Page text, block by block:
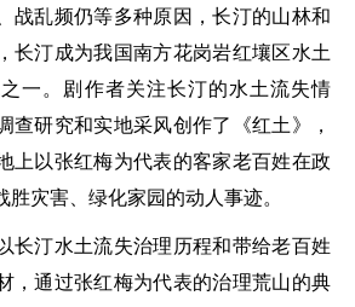
战乱频仍等多种原因，长汀的山林和
长汀成为我国南方花岗岩红壤区水土
一。剧作者关注长汀的水土流失情
查研究和实地采风创作了《红土》，
上以张红梅为代表的客家老百姓在政
胜灾害、绿化家园的动人事迹。
汀水土流失治理历程和带给老百姓
，通过张红梅为代表的治理荒山的典